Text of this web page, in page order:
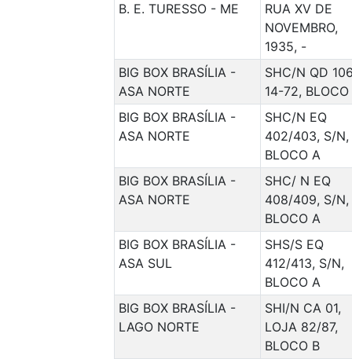
B. E. TURESSO - ME
RUA XV DE
NOVEMBRO,
1935, -
BIG BOX BRASÍLIA -
ASA NORTE
SHC/N QD
14-72,
BIG BOX BRASÍLIA -
ASA NORTE
SHC/N EQ
402/403, S/N,
BLOCO A
BIG BOX BRASÍLIA -
ASA NORTE
SHC/ N EQ
408/409, S/N,
BLOCO A
BIG BOX BRASÍLIA -
ASA SUL
SHS/S EQ
412/413, S/N,
BLOCO A
BIG BOX BRASÍLIA -
LAGO NORTE
SHI/N CA 01,
LOJA 82/87,
BLOCO B